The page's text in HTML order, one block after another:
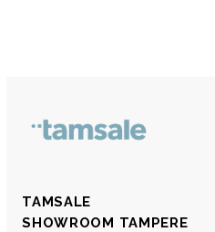
TAMSALE
SHOWROOM TAMPERE